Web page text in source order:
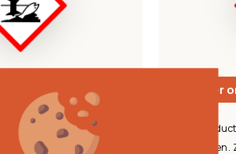
Houder onder druk
Deze producten worden
opgeslagen. Ze kunnen ontploffen of branden